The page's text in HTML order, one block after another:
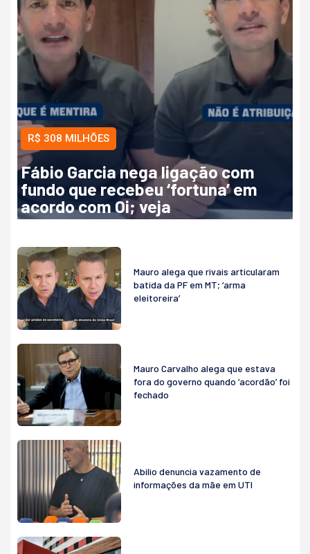
R$ 308 MILHÕES
Fábio Garcia nega ligação com
fundo que recebeu ‘fortuna’ em
acordo com Oi; veja
Mauro alega que rivais articularam
batida da PF em MT; ‘arma
eleitoreira’
Mauro Carvalho alega que estava
fora do governo quando ‘acordão’ foi
fechado
Abilio denuncia vazamento de
informações da mãe em UTI